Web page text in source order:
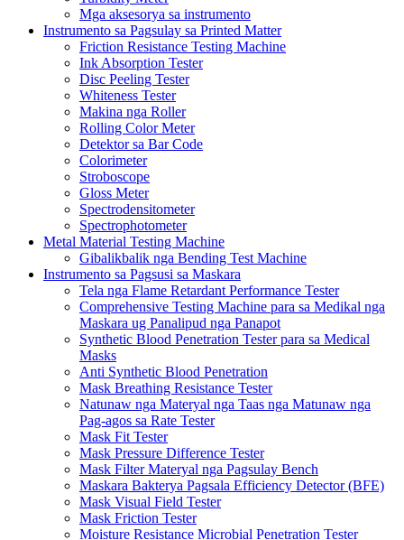
Mga aksesorya sa instrumento
Instrumento sa Pagsulay sa Printed Matter
Friction Resistance Testing Machine
Ink Absorption Tester
Disc Peeling Tester
Whiteness Tester
Makina nga Roller
Rolling Color Meter
Detektor sa Bar Code
Colorimeter
Stroboscope
Gloss Meter
Spectrodensitometer
Spectrophotometer
Metal Material Testing Machine
Gibalikbalik nga Bending Test Machine
Instrumento sa Pagsusi sa Maskara
Tela nga Flame Retardant Performance Tester
Comprehensive Testing Machine para sa Medikal nga
Maskara ug Panalipud nga Panapot
Synthetic Blood Penetration Tester para sa Medical
Masks
Anti Synthetic Blood Penetration
Mask Breathing Resistance Tester
Natunaw nga Materyal nga Taas nga Matunaw nga
Pag-agos sa Rate Tester
Mask Fit Tester
Mask Pressure Difference Tester
Mask Filter Materyal nga Pagsulay Bench
Maskara Bakterya Pagsala Efficiency Detector (BFE)
Mask Visual Field Tester
Mask Friction Tester
Moisture Resistance Microbial Penetration Tester